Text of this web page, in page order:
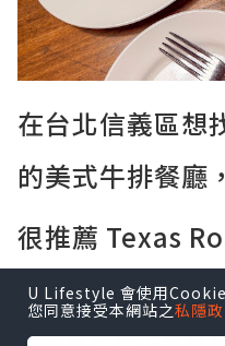
在台北信義區想
的美式牛排餐廳，
很推薦 Texas
餐廳的氣氛熱鬧，
餐點，走的是美式
U Lifestyle 會使用
您同意接受本網站之私隱